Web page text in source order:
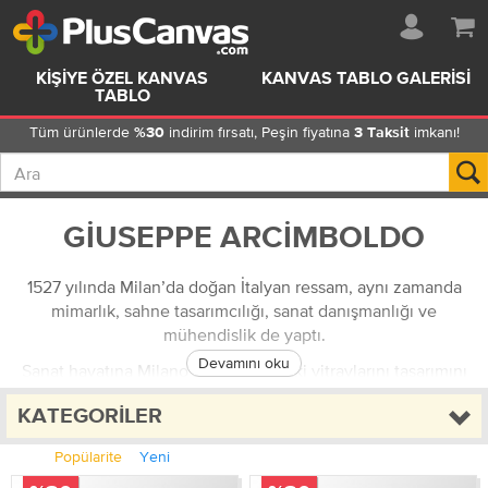
KIŞIYE ÖZEL KANVAS
TABLO
KANVAS TABLO GALERISI
Tüm ürünlerde %30 indirim fırsatı, Peşin fiyatına 3 Taksitimkanı!
GIUSEPPE ARCIMBOLDO
1527 yılında Milan’da doğan İtalyan ressam, aynı zamanda
mimarlık, sahne tasarımcılığı, sanat danışmanlığı ve
mühendislik de yaptı.
Sanat hayatına Milano Katedrali’ndeki vitraylarını tasarımını
yapmakla başlayan Arcimboldo, yarattığı nefes kesici vitraylar
sayesinde çok kısa süre içinde adını duyurdu. Vitray ve goblen
tasarımlarına Como Katedrali’nde devam ettikten sonra, 1562
yılında kutsal Roma İmparatoru 1. Ferdinand’ın daveti üzerine
Devamını oku
KATEGORILER
Popülarite Yeni